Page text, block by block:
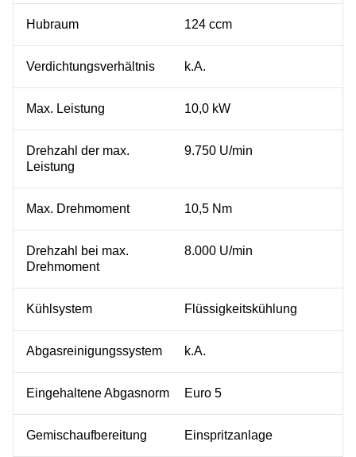
Hubraum 124 ccm
Verdichtungsverhältnis k.A.
Max. Leistung 10,0 kW
Drehzahl der max.
Leistung
9.750 U/min
Max. Drehmoment 10,5 Nm
Drehzahl bei max.
Drehmoment
8.000 U/min
Kühlsystem Flüssigkeitskühlung
Abgasreinigungssystem k.A.
Eingehaltene Abgasnorm Euro 5
Gemischaufbereitung Einspritzanlage